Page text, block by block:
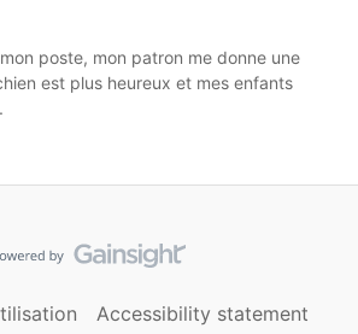
poste, mon patron me donne une
est plus heureux et mes enfants
Accessibility statement